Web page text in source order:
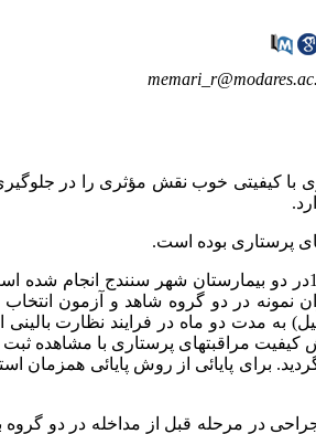
با کیفیتی خوب نقش مؤثری را در
پرستاری بوده است.
مطالعه از نوع نیمه تجربی بوده که در سال 1390در دو بیمارستان شهر
پرستار 5 پرونده بیمار به عنوان نمونه در دو گروه شاهد و
به مدت دو ماه در فرایند نظارت
مراقبتهای پرستاری با مشاهده ثبت
برای پایائی از روش پایائی همزمان
در مرحله قبل از مداخله در دو گروه